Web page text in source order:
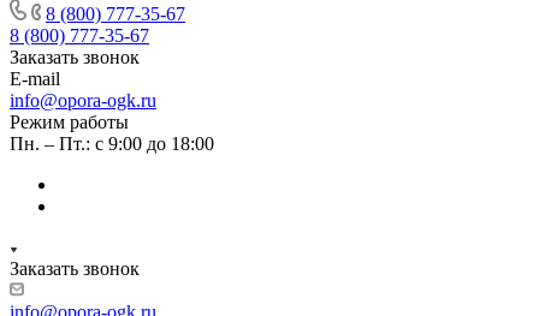
8 (800) 777-35-67
8 (800) 777-35-67
Заказать звонок
E-mail
info@opora-ogk.ru
Режим работы
Пн. – Пт.: с 9:00 до 18:00
Заказать звонок